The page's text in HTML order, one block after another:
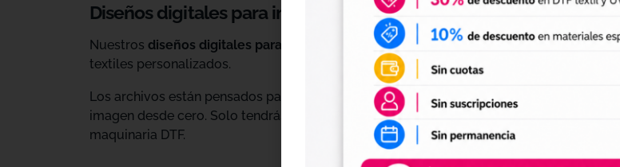
Diseños digitales para impresión DTF textil
Nuestros diseños digitales para DTF
son ideales para crear camisetas, sudaderas,
textiles personalizados.
Los archivos están pensados para facilitar la preparación de tus impresiones y
imagen desde cero. Solo tendrás que adaptar el tamaño a tus necesidades, preparar
maquinaria DTF.